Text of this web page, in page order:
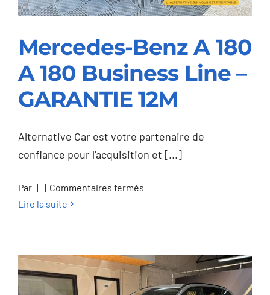
Mercedes-Benz A 180
GARANTIE 12M
Mercedes-Benz A 180
A 180 Business Line –
GARANTIE 12M
Alternative Car est votre partenaire de
confiance pour l’acquisition et [...]
Par | | Commentaires fermés
Benz
180
A
180
Lire la suite